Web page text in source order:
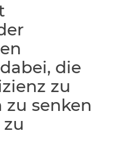
die
zu
zu senken